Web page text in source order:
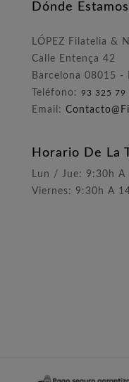
Dónde Estamos
LÓPEZ Filatelia &
Calle Entença 42
Barcelona 08015 -
Teléfono: 93 325 79
Email:
Horario De La
Lun / Jue: 9:30h A
Viernes: 9:30h A